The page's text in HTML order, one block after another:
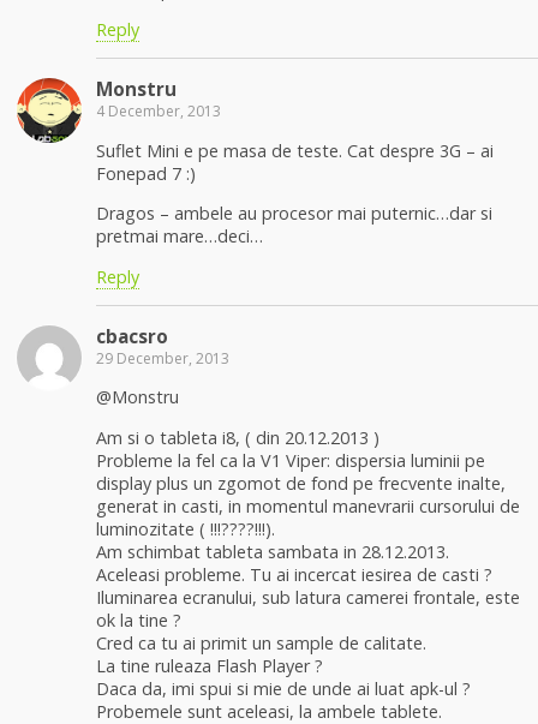
Reply
Monstru
4 December, 2013
Suflet Mini e pe masa de teste. Cat despre 3G – ai
Fonepad 7 :)
Dragos – ambele au procesor mai puternic…dar si
pretmai mare…deci…
Reply
cbacsro
29 December, 2013
@Monstru
Am si o tableta i8, ( din 20.12.2013 )
Probleme la fel ca la V1 Viper: dispersia luminii pe
display plus un zgomot de fond pe frecvente inalte,
generat in casti, in momentul manevrarii cursorului de
luminozitate ( !!!????!!!).
Am schimbat tableta sambata in 28.12.2013.
Aceleasi probleme. Tu ai incercat iesirea de casti ?
Iluminarea ecranului, sub latura camerei frontale, este
ok la tine ?
Cred ca tu ai primit un sample de calitate.
La tine ruleaza Flash Player ?
Daca da, imi spui si mie de unde ai luat apk-ul ?
Probemele sunt aceleasi, la ambele tablete.